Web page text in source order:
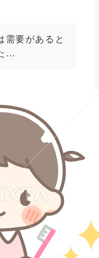
需要があると
…